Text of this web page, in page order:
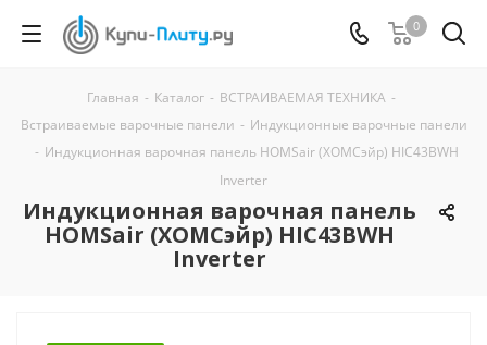
0
Главная - Каталог - ВСТРАИВАЕМАЯ ТЕХНИКА -
Встраиваемые варочные панели - Индукционные варочные панели
- Индукционная варочная панель HOMSair (ХОМСэйр) HIC43BWH
Inverter
Индукционная варочная панель
HOMSair (ХОМСэйр) HIC43BWH
Inverter